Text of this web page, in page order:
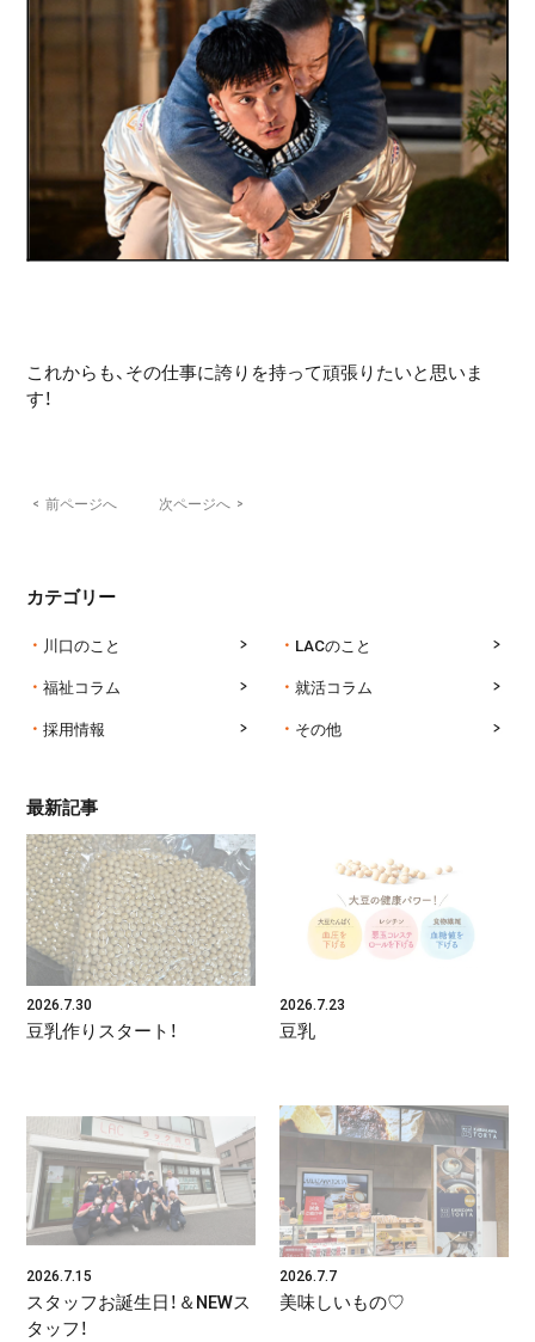
これからも、その仕事に誇りを持って頑張りたいと思いま
す！
< 前ページへ 次ページへ >
カテゴリー
川口のこと
LACのこと
福祉コラム
就活コラム
採用情報
その他
最新記事
2026.7.30
豆乳作りスタート！
2026.7.23
豆乳
2026.7.15
スタッフお誕生日！＆NEWス
タッフ！
2026.7.7
美味しいもの♡